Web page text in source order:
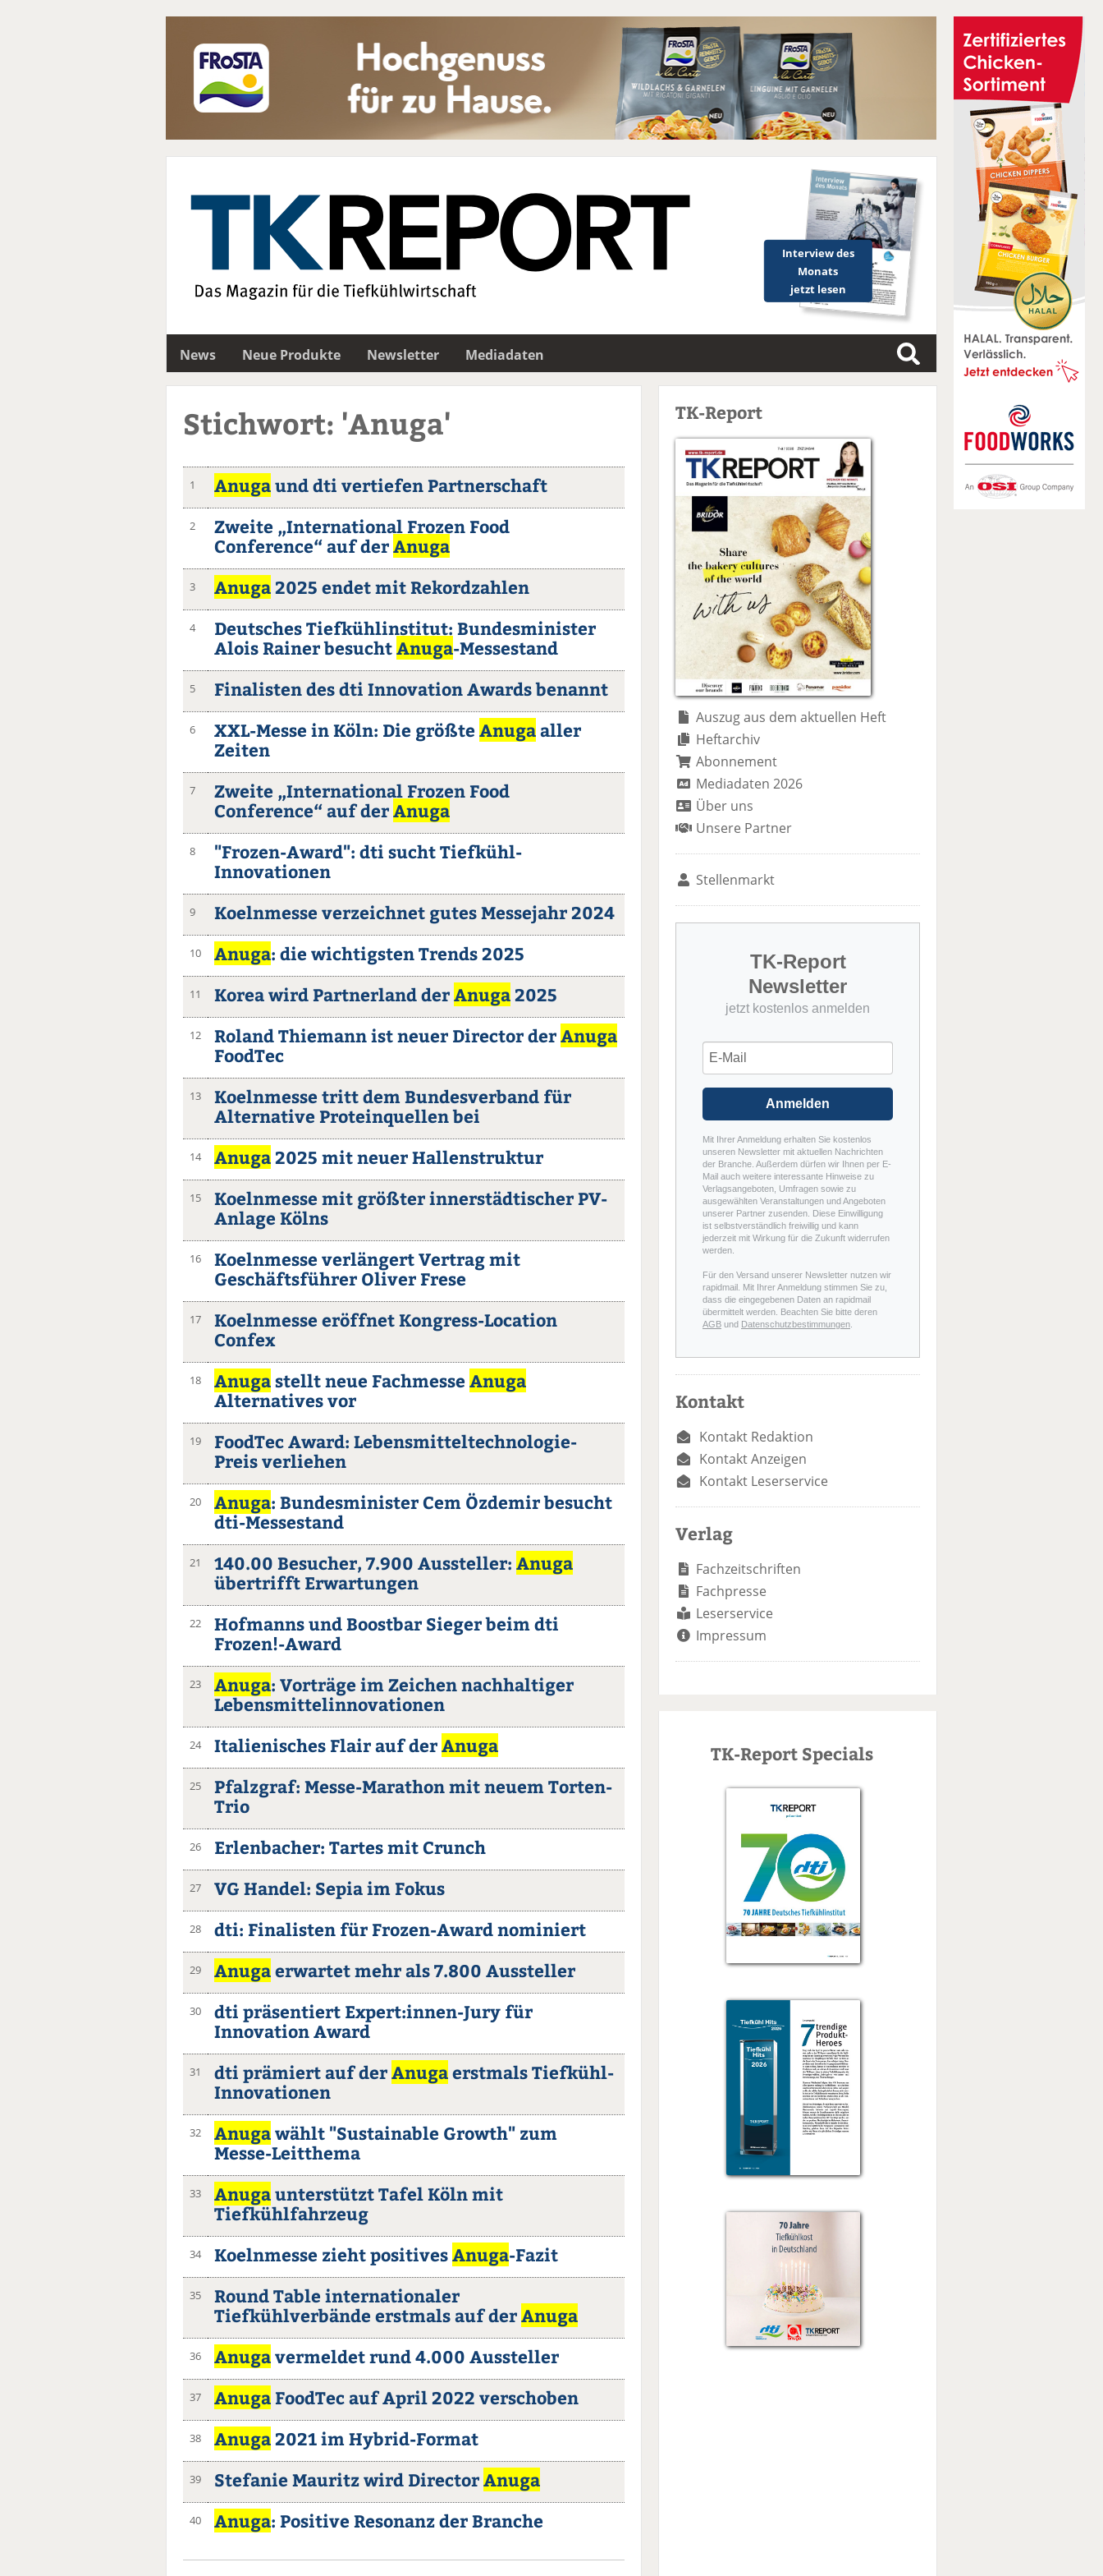
Interview des
Monats
jetzt lesen
News Neue Produkte Newsletter
Mediadaten
S
u
Stichwort: 'Anuga'
1 Anugaund dti vertiefen Partnerschaft
2
Zweite „International Frozen Food
Conference“ auf derAnuga
3 Anuga2025 endet mit Rekordzahlen
4
Deutsches Tiefkühlinstitut: Bundesminister
Alois Rainer besuchtAnuga-Messestand
5 Finalisten des dti Innovation Awards benannt
6 XXL-Messe in Köln: Die größteAnugaaller
Zeiten
7
Zweite „International Frozen Food
Conference“ auf derAnuga
8
"Frozen-Award": dti sucht Tiefkühl-
Innovationen
9 Koelnmesse verzeichnet gutes Messejahr 2024
10 Anuga: die wichtigsten Trends 2025
11 Korea wird Partnerland derAnuga2025
12 Roland Thiemann ist neuer Director derAnuga
FoodTec
13
Koelnmesse tritt dem Bundesverband für
Alternative Proteinquellen bei
14 Anuga2025 mit neuer Hallenstruktur
15
Koelnmesse mit größter innerstädtischer PV-
Anlage Kölns
16
Koelnmesse verlängert Vertrag mit
Geschäftsführer Oliver Frese
17
Koelnmesse eröffnet Kongress-Location
Confex
18 Anugastellt neue FachmesseAnuga
Alternatives vor
19
FoodTec Award: Lebensmitteltechnologie-
Preis verliehen
20 Anuga: Bundesminister Cem Özdemir besucht
dti-Messestand
21 140.00 Besucher, 7.900 Aussteller: Anuga
übertrifft Erwartungen
22
Hofmanns und Boostbar Sieger beim dti
Frozen!-Award
23 Anuga: Vorträge im Zeichen nachhaltiger
Lebensmittelinnovationen
24 Italienisches Flair auf derAnuga
25
Pfalzgraf: Messe-Marathon mit neuem Torten-
Trio
26 Erlenbacher: Tartes mit Crunch
27 VG Handel: Sepia im Fokus
28 dti: Finalisten für Frozen-Award nominiert
29 Anugaerwartet mehr als 7.800 Aussteller
30
dti präsentiert Expert:innen-Jury für
Innovation Award
31 dti prämiert auf derAnugaerstmals Tiefkühl-
Innovationen
32 Anugawählt "Sustainable Growth" zum
Messe-Leitthema
33 Anugaunterstützt Tafel Köln mit
Tiefkühlfahrzeug
34 Koelnmesse zieht positivesAnuga-Fazit
35
Round Table internationaler
Tiefkühlverbände erstmals auf derAnuga
36 Anugavermeldet rund 4.000 Aussteller
37 Anuga FoodTec auf April 2022 verschoben
38 Anuga2021 im Hybrid-Format
39 Stefanie Mauritz wird DirectorAnuga
40 Anuga: Positive Resonanz der Branche
TK-Report
Auszug aus dem aktuellen Heft
Heftarchiv
Abonnement
Mediadaten 2026
Über uns
Unsere Partner
Stellenmarkt
TK-Report
Newsletter
jetzt kostenlos anmelden
Anmelden
Mit Ihrer Anmeldung erhalten Sie kostenlos
unseren Newsletter mit aktuellen Nachrichten
der Branche. Außerdem dürfen wir Ihnen per E-
Mail auch weitere interessante Hinweise zu
Verlagsangeboten, Umfragen sowie zu
ausgewählten Veranstaltungen und Angeboten
unserer Partner zusenden. Diese Einwilligung
ist selbstverständlich freiwillig und kann
jederzeit mit Wirkung für die Zukunft widerrufen
werden.
Für den Versand unserer Newsletter nutzen wir
rapidmail. Mit Ihrer Anmeldung stimmen Sie zu,
dass die eingegebenen Daten an rapidmail
übermittelt werden. Beachten Sie bitte deren
AGB und Datenschutzbestimmungen
Kontakt
Kontakt Redaktion
Kontakt Anzeigen
Kontakt Leserservice
Verlag
Fachzeitschriften
Fachpresse
Leserservice
Impressum
TK-Report Specials